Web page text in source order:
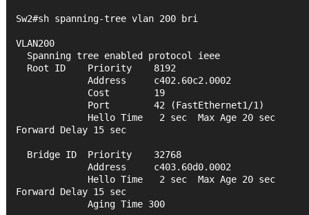
Sw2#sh spanning-tree vlan 200 bri
VLAN200
Spanning tree enabled protocol ieee
Root ID    Priority    8192
Address     c402.60c2.0002
Cost        19
Port        42 (FastEthernet1/1)
Hello Time   2 sec  Max Age 20 sec
Forward Delay 15 sec
Bridge ID  Priority    32768
Address     c403.60d0.0002
Hello Time   2 sec  Max Age 20 sec
Forward Delay 15 sec
Aging Time 300